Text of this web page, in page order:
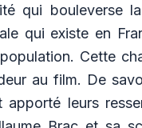
qui bouleverse
qui existe en
Cette
au film. De
apporté leurs